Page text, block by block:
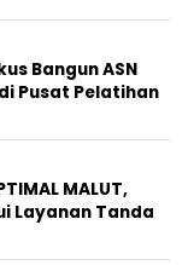
Bangun ASN
Pusat Pelatihan
MALUT,
Layanan Tanda